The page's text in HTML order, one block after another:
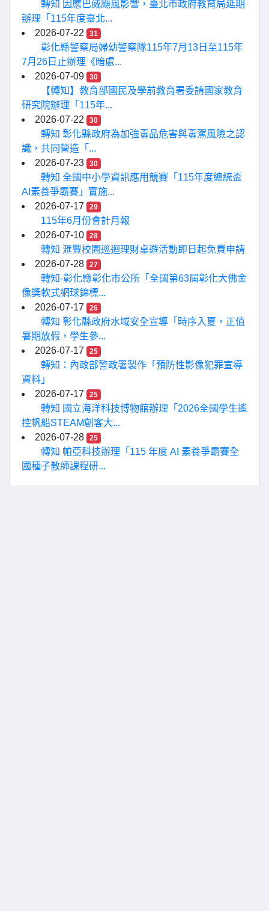
轉知 因應巴威颱風影響，臺北市政府教育局延期
辦理「115年度臺北...
2026-07-22
31
彰化縣警察局婦幼警察隊115年7月13日至115年
7月26日止辦理《暗處...
2026-07-09
30
【轉知】教育部國民及學前教育署委請國家教育
研究院辦理「115年...
2026-07-22
30
轉知 彰化縣政府為加強毒品危害與毒駕風險之認
識，共同營造「...
2026-07-23
30
轉知 全國中小學資訊應用競賽「115年度總統盃
AI素養爭霸賽」實施...
2026-07-17
29
115年6月份會計月報
2026-07-10
28
轉知 滙豐校園巡迴理財桌遊活動即日起免費申請
2026-07-28
27
轉知-彰化縣彰化市公所「全國第63屆彰化大佛金
像獎軟式網球錦標...
2026-07-17
26
轉知 彰化縣政府水域安全宣導「時序入夏，正值
暑期放假，學生參...
2026-07-17
25
轉知：內政部警政署製作「預防性影像犯罪宣導
資料」
2026-07-17
25
轉知 國立海洋科技博物館辦理「2026全國學生遙
控帆船STEAM創客大...
2026-07-28
25
轉知 帕亞科技辦理「115 年度 AI 素養爭霸賽全
國種子教師課程研...